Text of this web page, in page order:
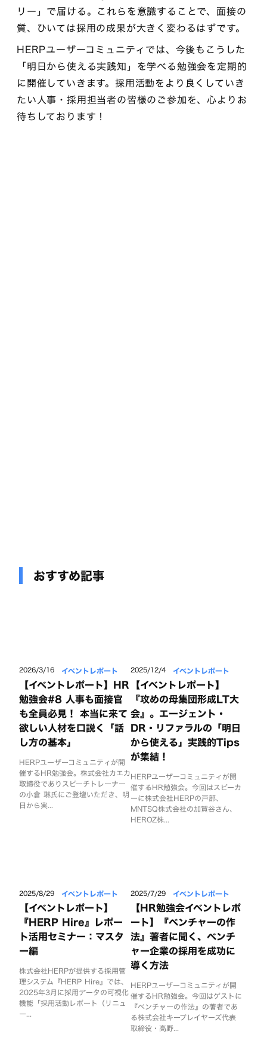
リー」で届ける。これらを意識することで、面接の
質、ひいては採用の成果が大きく変わるはずです。
HERPユーザーコミュニティでは、今後もこうした
「明日から使える実践知」を学べる勉強会を定期的
に開催していきます。採用活動をより良くしていき
たい人事・採用担当者の皆様のご参加を、心よりお
待ちしております！
おすすめ記事
2026/3/16 イベントレポート
【イベントレポート】HR
勉強会#8 人事も面接官
も全員必見！ 本当に来て
欲しい人材を口説く「話
し方の基本」
HERPユーザーコミュニティが開
催するHR勉強会。株式会社カエカ
取締役でありスピーチトレーナー
の小倉 琳氏にご登壇いただき、明
日から実...
2025/12/4 イベントレポート
【イベントレポート】
『攻めの母集団形成LT大
会』。エージェント・
DR・リファラルの「明日
から使える」実践的Tips
が集結！
HERPユーザーコミュニティが開
催するHR勉強会。今回はスピーカ
ーに株式会社HERPの戸部、
MNTSQ株式会社の加賀谷さん、
HEROZ株...
2025/8/29 イベントレポート
【イベントレポート】
『HERP Hire』レポー
ト活用セミナー：マスタ
ー編
株式会社HERPが提供する採用管
理システム『HERP Hire』では、
2025年3月に採用データの可視化
機能「採用活動レポート（リニュ
ー...
2025/7/29 イベントレポート
【HR勉強会イベントレポ
ート】『ベンチャーの作
法』著者に聞く、ベンチ
ャー企業の採用を成功に
導く方法
HERPユーザーコミュニティが開
催するHR勉強会。今回はゲストに
『ベンチャーの作法』の著者であ
る株式会社キープレイヤーズ代表
取締役・高野...